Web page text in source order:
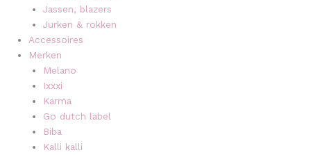
Jassen, blazers
Jurken & rokken
Accessoires
Merken
Melano
Ixxxi
Karma
Go dutch label
Biba
Kalli kalli